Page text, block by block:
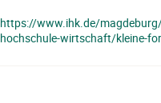
https://www.ihk.de/
hochschule-wirtschaft/kleine-